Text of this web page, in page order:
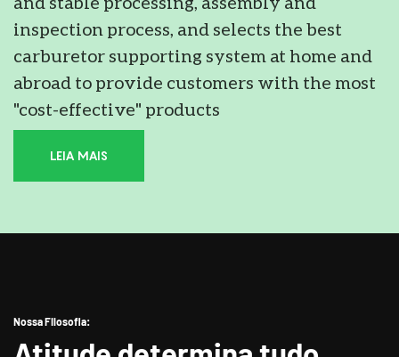
inspection process, and selects the best
carburetor supporting system at home and
abroad to provide customers with the most
"cost-effective" products
LEIA MAIS
Nossa Filosofia: